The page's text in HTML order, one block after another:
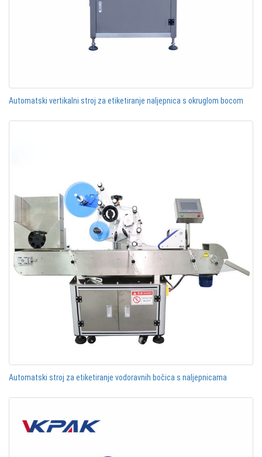
Automatski vertikalni stroj za etiketiranje naljepnica s okruglom bocom
Automatski stroj za etiketiranje vodoravnih bočica s naljepnicama